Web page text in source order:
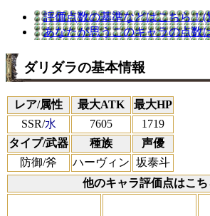
評価点数の基準などはこちら！(
あなたが思うこのキャラの点数
ダリダラの基本情報
レア/属性 最大ATK
最大HP
SSR/水 7605
1719
タイプ/武器
種族
声優
防御/斧
ハーヴィン 坂泰斗
他のキャラ評価点はこち